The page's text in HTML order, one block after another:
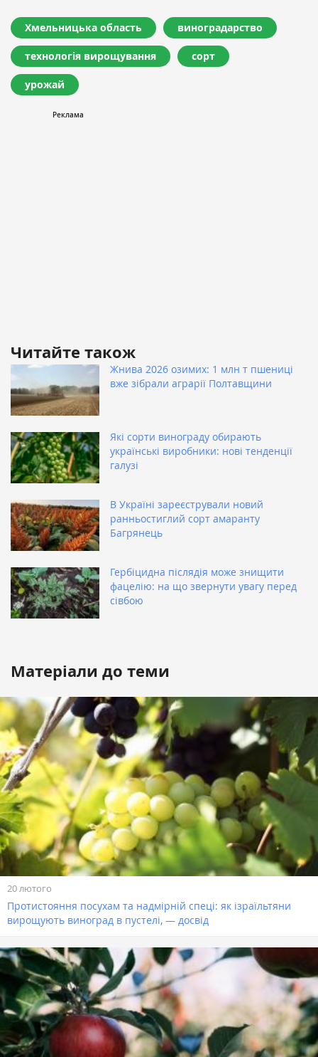
Хмельницька область виноградарство
технологія вирощування сорт
урожай
Читайте також
Жнива 2026 озимих: 1 млн т пшениці
вже зібрали аграрії Полтавщини
Які сорти винограду обирають
українські виробники: нові тенденції
галузі
В Україні зареєстрували новий
ранньостиглий сорт амаранту
Багрянець
Гербіцидна післядія може знищити
фацелію: на що звернути увагу перед
сівбою
Матеріали до теми
20 лютого
Протистояння посухам та надмірній спеці: як ізраїльтяни
вирощують виноград в пустелі, — досвід